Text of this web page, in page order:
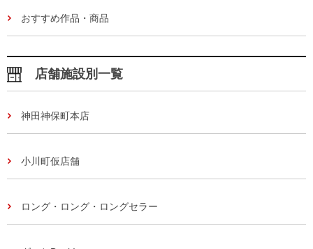
おすすめ作品・商品
店舗施設別一覧
神田神保町本店
小川町仮店舗
ロング・ロング・ロングセラー